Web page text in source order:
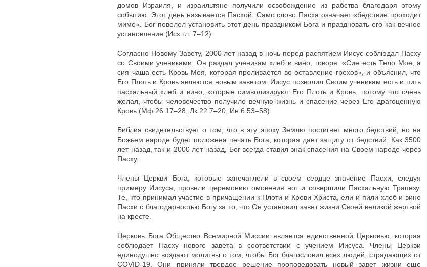
домов Израиля, и израильтяне получили освобождение из рабства благодаря этому
событию. Этот день называется Пасхой. Само слово Пасха означает «бедствие проходит
мимо». Бог повелел установить этот день праздником Бога и праздновать его как вечное
установление (Исх гл. 7–12).
Согласно Новому Завету, 2000 лет назад в ночь перед распятием Иисус соблюдал Пасху
со Своими учениками. Он раздал ученикам хлеб и вино, говоря: «Сие есть Тело Мое, а
сия чаша есть Кровь Моя, которая проливается во оставление грехов», и объяснил, что
Его Плоть и Кровь являются новым заветом. Иисус позволил Своим ученикам есть и пить
пасхальный хлеб и вино, которые символизируют Его Плоть и Кровь, потому что очень
желал, чтобы человечество получило вечную жизнь и спасение через Его драгоценную
Кровь (Мф 26:17–28; Лк 22:7–20; Ин 6:53–58).
Библия свидетельствует о том, что в эту эпоху Землю постигнет много бедствий, но на
Божьем народе будет положена печать Бога, которая дает защиту от бедствий. Как 3500
лет назад, так и 2000 лет назад, Бог всегда ставил знак спасения на Своем народе через
Пасху.
Члены Церкви Бога, которые запечатлели в своем сердце значение Пасхи, следуя
примеру Иисуса, провели церемонию омовения ног и совершили Пасхальную Трапезу.
Те, кто принимал участие в причащении к Плоти и Крови Христа, ели и пили хлеб и вино
Пасхи с благодарностью Богу за то, что Он установил завет жизни Своей великой жертвой
на кресте.
Церковь Бога Общество Всемирной Миссии является единственной Церковью, которая
соблюдает Пасху нового завета в соответствии с учением Иисуса. Члены Церкви
единодушно воздают молитвы о том, чтобы Бог благословил всех людей, страдающих от
COVID-19. Они приняли твердое решение проповедовать новый завет жизни еще